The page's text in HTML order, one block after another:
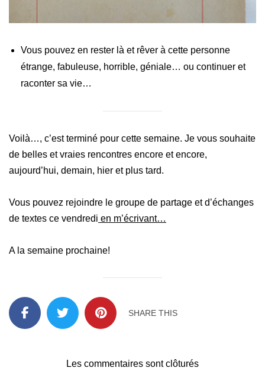
Vous pouvez en rester là et rêver à cette personne
étrange, fabuleuse, horrible, géniale… ou continuer et
raconter sa vie…
Voilà…, c’est terminé pour cette semaine. Je vous souhaite
de belles et vraies rencontres encore et encore,
aujourd’hui, demain, hier et plus tard.
Vous pouvez rejoindre le groupe de partage et d’échanges
de textes ce vendredi en m’écrivant…
A la semaine prochaine!
SHARE THIS
Les commentaires sont clôturés